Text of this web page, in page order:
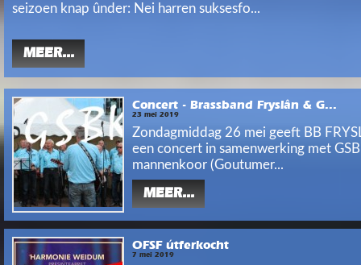
seizoen knap ûnder: Nei harren suksesfo...
MEER...
Concert - Brassband Fryslân & G...
23 mei 2019
Zondagmiddag 26 mei geeft BB
een concert in samenwerking met
mannenkoor (Goutumer...
MEER...
OFSF útferkocht
7 mei 2019